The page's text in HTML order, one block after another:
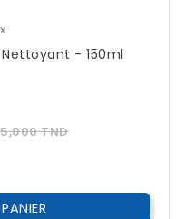
- 150ml
TNDPrix